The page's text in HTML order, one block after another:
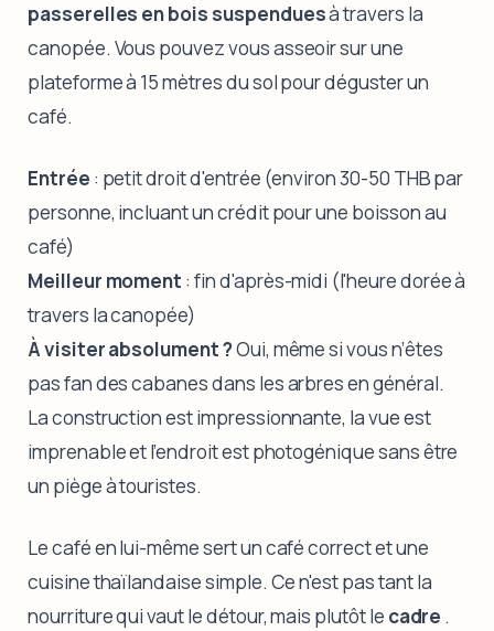
passerelles en bois suspenduesà travers la
canopée. Vous pouvez vous asseoir sur une
plateforme à 15 mètres du sol pour déguster un
café.
Entrée : petit droit d'entrée (environ 30-50 THB par
personne, incluant un crédit pour une boisson au
café)
Meilleur moment : fin d'après-midi (l'heure dorée à
travers la canopée)
À visiter absolument ?Oui, même si vous n’êtes
pas fan des cabanes dans les arbres en général.
La construction est impressionnante, la vue est
imprenable et l’endroit est photogénique sans être
un piège à touristes.
Le café en lui-même sert un café correct et une
cuisine thaïlandaise simple. Ce n'est pas tant la
nourriture qui vaut le détour, mais plutôt le cadre .